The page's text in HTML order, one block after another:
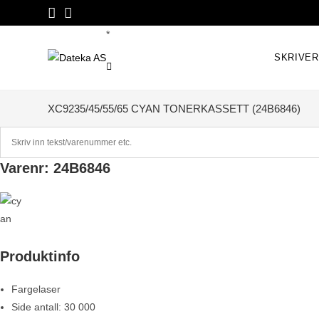
to
*
XC9235/45/55/65 CYAN TONERKASSETT (24B6846)
Varenr: 24B6846
Produktinfo
Fargelaser
Side antall: 30 000